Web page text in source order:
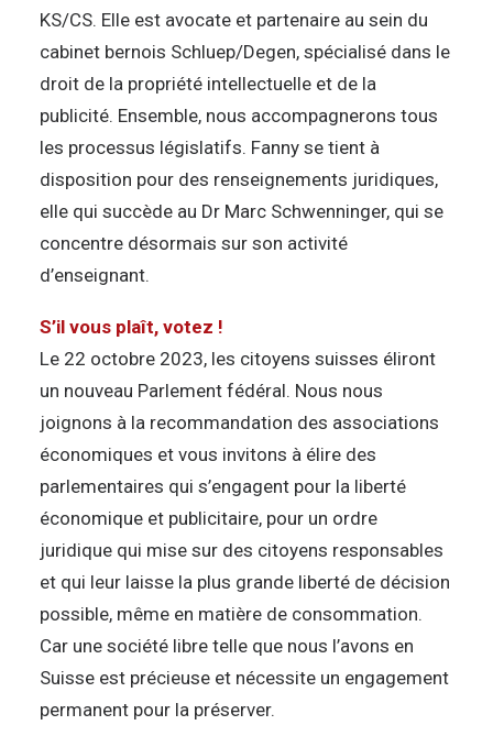
KS/CS. Elle est avocate et partenaire au sein du
cabinet bernois Schluep/Degen, spécialisé dans le
droit de la propriété intellectuelle et de la
publicité. Ensemble, nous accompagnerons tous
les processus législatifs. Fanny se tient à
disposition pour des renseignements juridiques,
elle qui succède au Dr Marc Schwenninger, qui se
concentre désormais sur son activité
d’enseignant.
S’il vous plaît, votez !
Le 22 octobre 2023, les citoyens suisses éliront
un nouveau Parlement fédéral. Nous nous
joignons à la recommandation des associations
économiques et vous invitons à élire des
parlementaires qui s’engagent pour la liberté
économique et publicitaire, pour un ordre
juridique qui mise sur des citoyens responsables
et qui leur laisse la plus grande liberté de décision
possible, même en matière de consommation.
Car une société libre telle que nous l’avons en
Suisse est précieuse et nécessite un engagement
permanent pour la préserver.